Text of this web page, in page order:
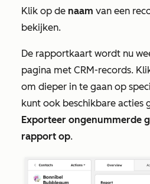
Klik op de naam van een
bekijken.
De rapportkaart wordt nu
pagina met CRM-records.
om dieper in te gaan op
kunt ook beschikbare acties
Exporteer ongenummerde
rapport op.